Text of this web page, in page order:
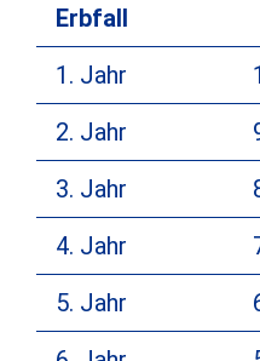
Erbfall
1. Jahr
2. Jahr
3. Jahr
4. Jahr
5. Jahr